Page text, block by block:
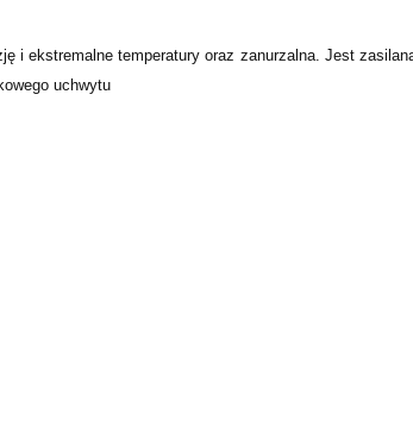
i ekstremalne temperatury oraz zanurzalna. Jest
uchwytu